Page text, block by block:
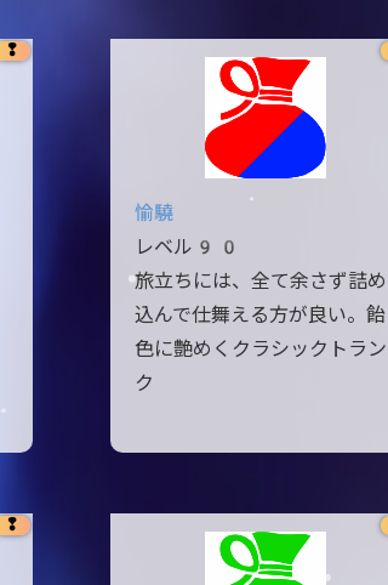
❢
愉驍
レベル90
旅立ちには、全て余さず詰め
込んで仕舞える方が良い。飴
色に艶めくクラシックトラン
ク
❢